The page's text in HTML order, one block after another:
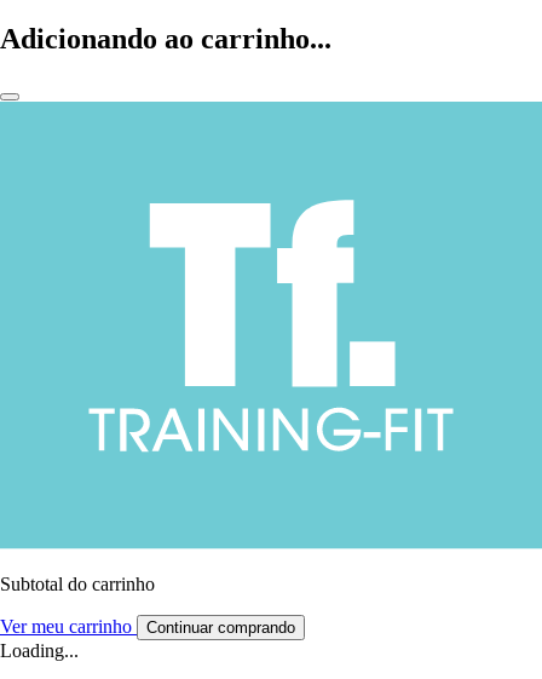
Adicionando ao carrinho...
Subtotal do carrinho
Ver meu carrinho Continuar comprando
Loading...